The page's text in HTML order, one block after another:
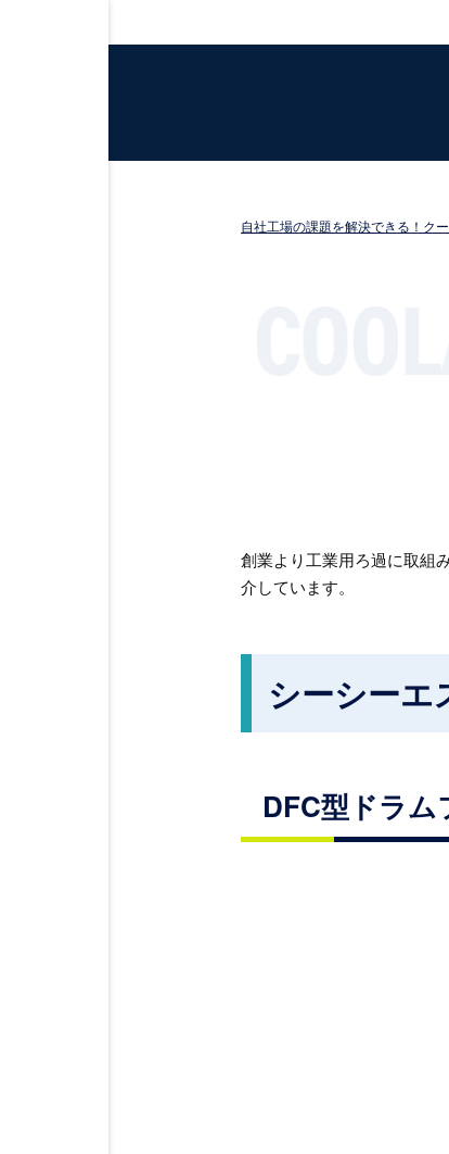
自社工場の課題を解決できる！ク
創業より工業用ろ過に取組
介しています。
シーシーエ
DFC型ドラム